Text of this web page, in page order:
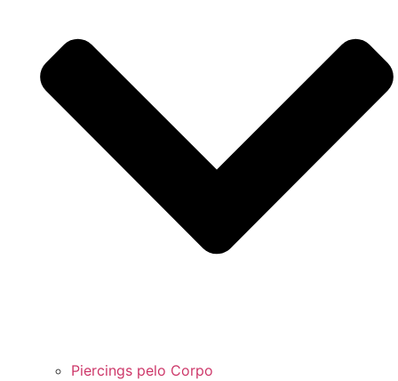
Piercings pelo Corpo